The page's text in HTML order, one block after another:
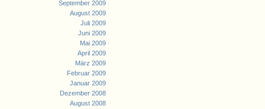
September 2009
August 2009
Juli 2009
Juni 2009
Mai 2009
April 2009
März 2009
Februar 2009
Januar 2009
Dezember 2008
August 2008